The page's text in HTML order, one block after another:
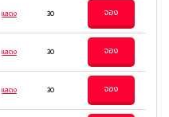
แสดง 30 จอง
แสดง 30 จอง
แสดง 30 จอง